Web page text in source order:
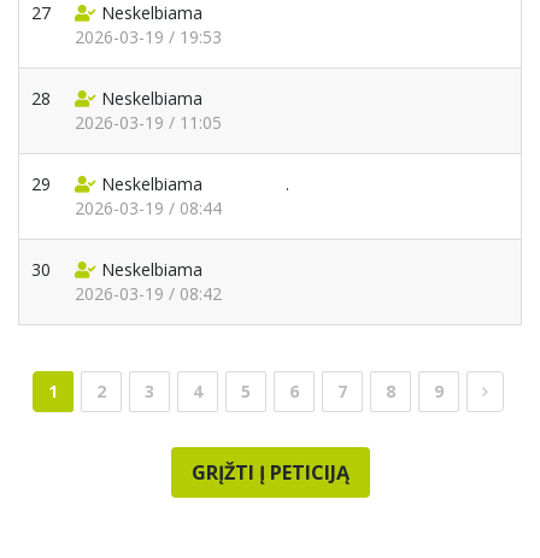
27
Neskelbiama
2026-03-19 / 19:53
28
Neskelbiama
2026-03-19 / 11:05
29
Neskelbiama
2026-03-19 / 08:44
.
30
Neskelbiama
2026-03-19 / 08:42
1 2 3 4 5 6 7 8 9
GRĮŽTI Į PETICIJĄ